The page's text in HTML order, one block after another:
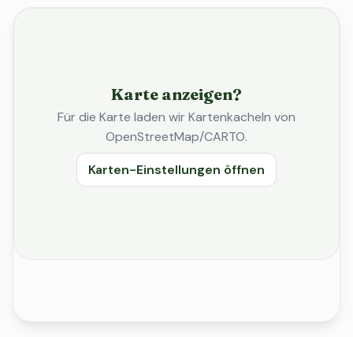
Karte anzeigen?
Für die Karte laden wir Kartenkacheln von
OpenStreetMap/CARTO.
Karten-Einstellungen öffnen